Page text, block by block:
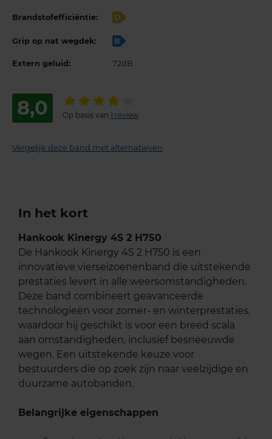
Brandstofefficiëntie: D
Grip op nat wegdek: B
Extern geluid: 72dB
8,0 Op basis van 1 review
Vergelijk deze band met alternatieven
In het kort
Hankook Kinergy 4S 2 H750
De Hankook Kinergy 4S 2 H750 is een
innovatieve vierseizoenenband die uitstekende
prestaties levert in alle weersomstandigheden.
Deze band combineert geavanceerde
technologieën voor zomer- en winterprestaties,
waardoor hij geschikt is voor een breed scala
aan omstandigheden, inclusief besneeuwde
wegen. Een uitstekende keuze voor
bestuurders die op zoek zijn naar veelzijdige en
duurzame autobanden.
Belangrijke eigenschappen